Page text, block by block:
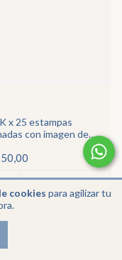
cookies para agilizar tu
x 25 estampas
con imagen de